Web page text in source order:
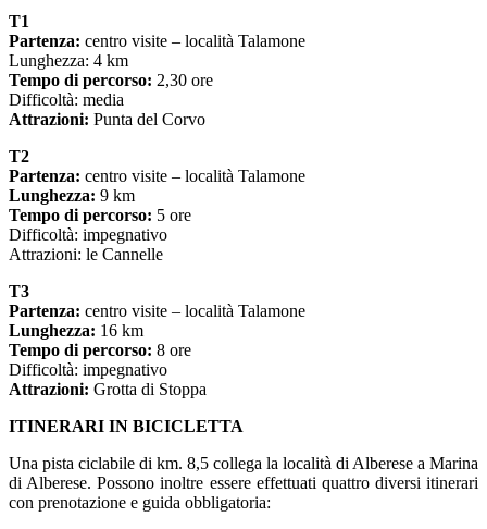
T1
Partenza: centro visite – località Talamone
Lunghezza: 4 km
Tempo di percorso: 2,30 ore
Difficoltà: media
Attrazioni: Punta del Corvo
T2
Partenza: centro visite – località Talamone
Lunghezza: 9 km
Tempo di percorso: 5 ore
Difficoltà: impegnativo
Attrazioni: le Cannelle
T3
Partenza: centro visite – località Talamone
Lunghezza: 16 km
Tempo di percorso: 8 ore
Difficoltà: impegnativo
Attrazioni: Grotta di Stoppa
ITINERARI IN BICICLETTA
Una pista ciclabile di km. 8,5 collega la località di Alberese a Marina
di Alberese. Possono inoltre essere effettuati quattro diversi itinerari
con prenotazione e guida obbligatoria: